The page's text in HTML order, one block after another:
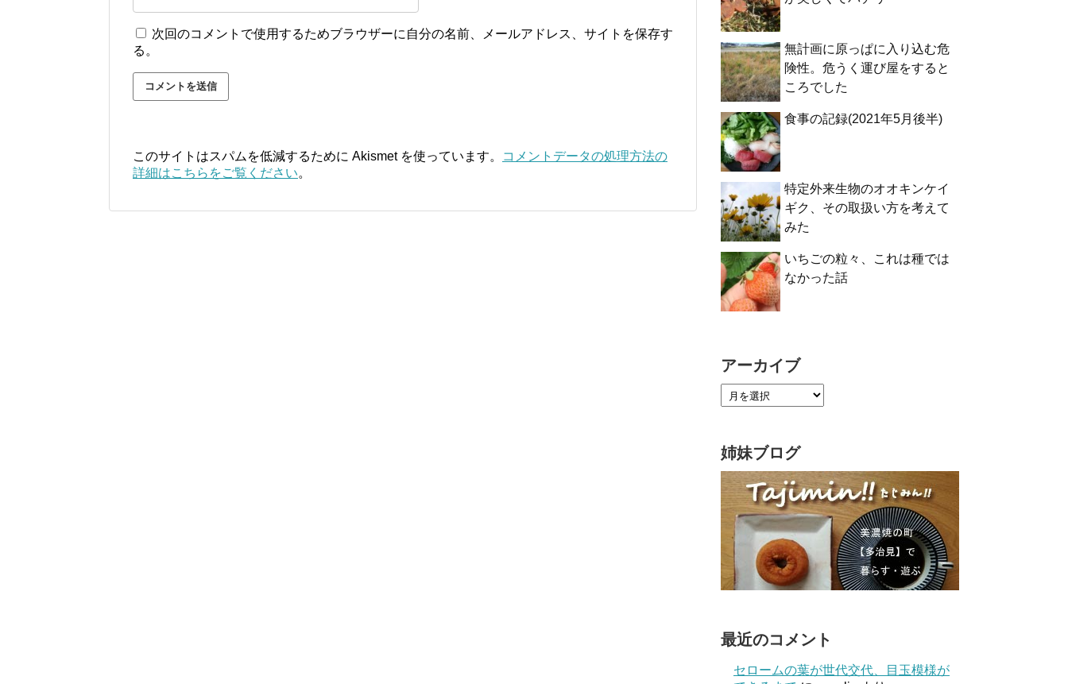
次回のコメントで使用するためブラウザーに自分の名前、メールアドレス、サイトを保存す
る。
このサイトはスパムを低減するために Akismet を使っています。
コメントデータの処理方法の
詳細はこちらをご覧ください。
無計画に原っぱに入り込む危
険性。危うく運び屋をすると
ころでした
食事の記録(2021年5月後半)
特定外来生物のオオキンケイ
ギク、その取扱い方を考えて
みた
いちごの粒々、これは種では
なかった話
アーカイブ
姉妹ブログ
最近のコメント
セロームの葉が世代交代、目玉模様が